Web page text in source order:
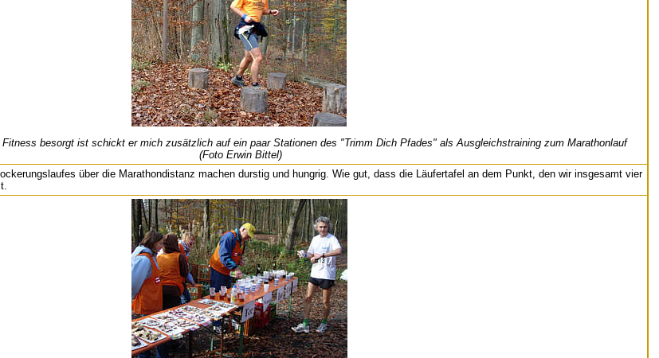
besorgt ist schickt er mich zusätzlich auf ein paar Stationen des "Trimm Dich Pfades" als Ausgleichstraining zum Marathonlauf
(Foto Erwin Bittel)
über die Marathondistanz machen durstig und hungrig. Wie gut, dass die Läufertafel an dem Punkt, den wir insgesamt vier